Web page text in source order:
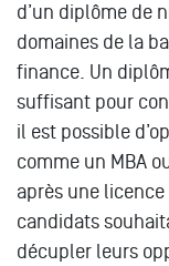
d’un diplôme de
domaines de la
finance. Un
suffisant pour
il est possible
comme un MBA
après une
candidats
décupler leurs